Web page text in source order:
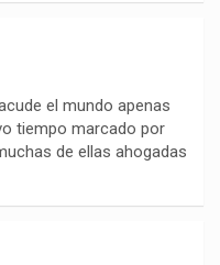
el mundo apenas
tiempo marcado por
de ellas ahogadas